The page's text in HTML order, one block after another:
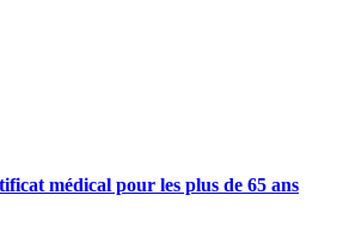
médical pour les plus de 65 ans